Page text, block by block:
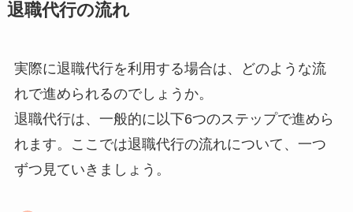
退職代行の流れ
実際に退職代行を利用する場合は、どのような流
れで進められるのでしょうか。
退職代行は、一般的に以下6つのステップで進めら
れます。ここでは退職代行の流れについて、一つ
ずつ見ていきましょう。